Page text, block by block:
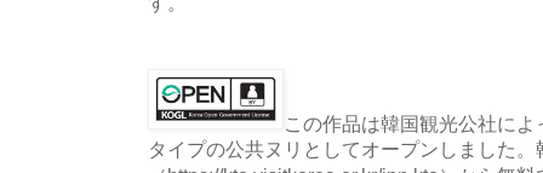
この作品は韓国観光公社に
タイプの公共ヌリとしてオープンしました。